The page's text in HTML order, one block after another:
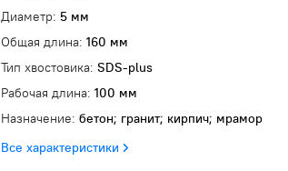
Диаметр: 5 мм
Общая длина: 160 мм
Тип хвостовика: SDS-plus
Рабочая длина: 100 мм
Назначение: бетон; гранит; кирпич; мрамор
Все характеристики